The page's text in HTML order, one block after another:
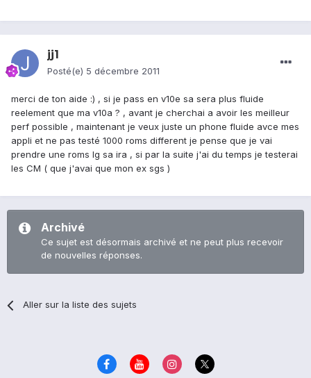
jj1
Posté(e) 5 décembre 2011
merci de ton aide :) , si je pass en v10e sa sera plus fluide
reelement que ma v10a ? , avant je cherchai a avoir les meilleur
perf possible , maintenant je veux juste un phone fluide avce mes
appli et ne pas testé 1000 roms different je pense que je vai
prendre une roms lg sa ira , si par la suite j'ai du temps je testerai
les CM ( que j'avai que mon ex sgs )
Archivé
Ce sujet est désormais archivé et ne peut plus recevoir
de nouvelles réponses.
Aller sur la liste des sujets